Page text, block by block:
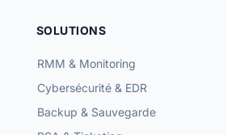
SOLUTIONS
RMM & Monitoring
Cybersécurité & EDR
Backup & Sauvegarde